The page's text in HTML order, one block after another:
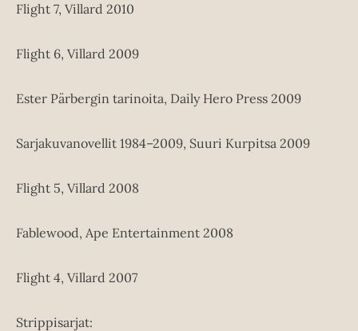
Flight 7, Villard 2010
Flight 6, Villard 2009
Ester Pärbergin tarinoita, Daily Hero Press 2009
Sarjakuvanovellit 1984–2009, Suuri Kurpitsa 2009
Flight 5, Villard 2008
Fablewood, Ape Entertainment 2008
Flight 4, Villard 2007
Strippisarjat: